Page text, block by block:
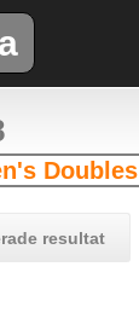
Doubles
resultat